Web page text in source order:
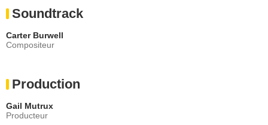
Soundtrack
Carter Burwell
Compositeur
Production
Gail Mutrux
Producteur